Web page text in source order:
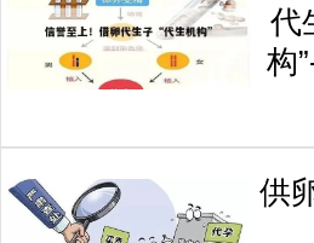
代
构
供